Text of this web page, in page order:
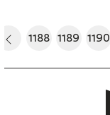
página
Página anterior
1188 1189 1190